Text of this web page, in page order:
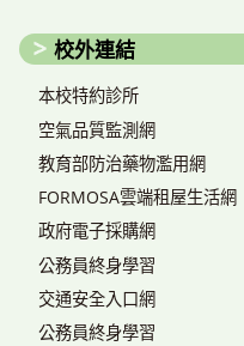
校外連結
本校特約診所
空氣品質監測網
教育部防治藥物濫用網
FORMOSA雲端租屋生活網
政府電子採購網
公務員終身學習
交通安全入口網
公務員終身學習